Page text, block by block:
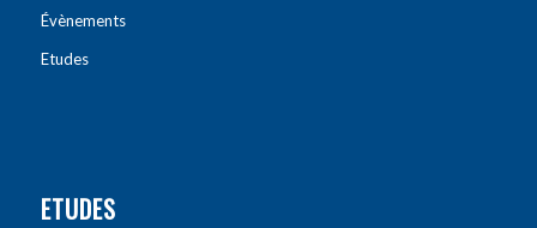
Évènements
Etudes
ETUDES